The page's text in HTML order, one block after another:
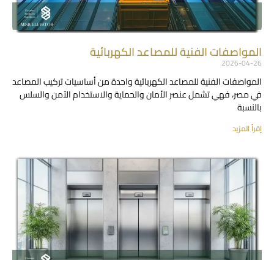
المواصفات الفنية للمصاعد الكهربائية
2026-04-26
المواصفات الفنية للمصاعد الكهربائية واحدة من أساسيات تركيب المصاعد
في مصر، فهي تشمل عنصر الأمان والحماية والاستخدام الآمن والسلس
بالنسبة
إقرأ المزيد